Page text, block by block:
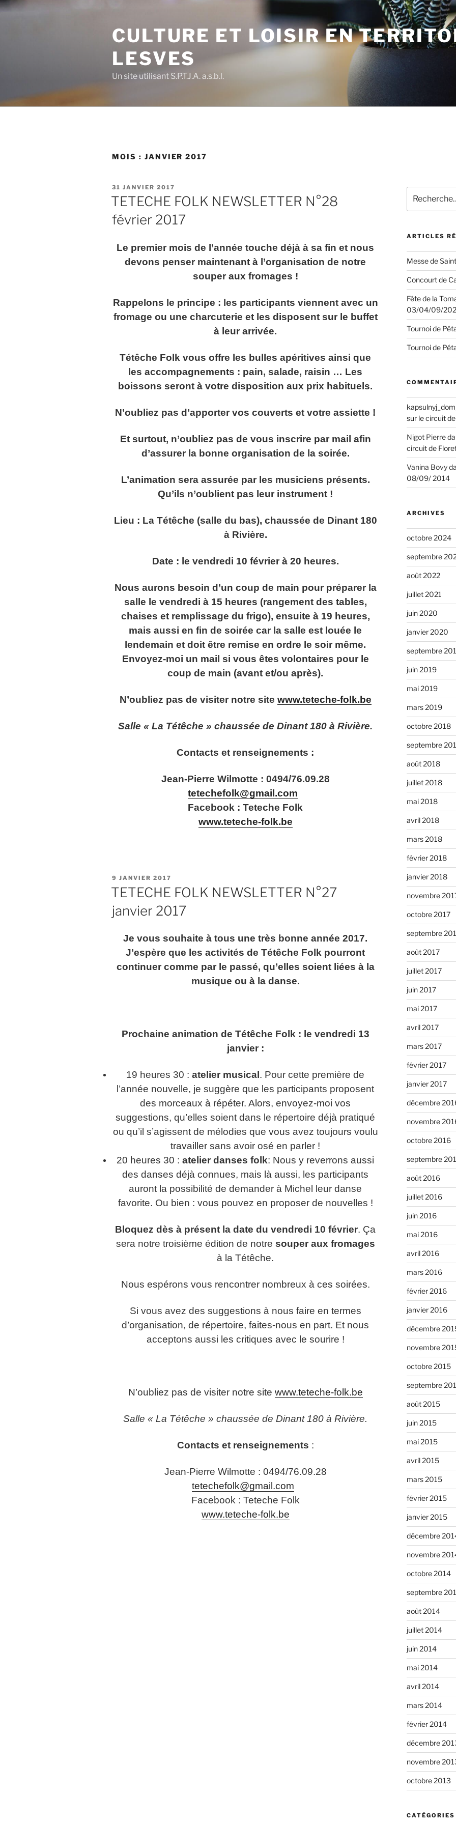
Aller
CULTURE ET LOISIR EN
LESVES
Un site utilisant S.P.T.J.A. a.s.b.l.
MOIS : JANVIER 2017
PUBLIÉ
LE
31 JANVIER 2017
TETECHE FOLK NEWSLETTER N°28
février 2017
Le premier mois de l’année touche déjà à sa fin et nous
devons penser maintenant à l’organisation de notre
souper aux fromages !
Rappelons le principe : les participants viennent avec un
fromage ou une charcuterie et les disposent sur le buffet
à leur arrivée.
Tétêche Folk vous offre les bulles apéritives ainsi que
les accompagnements : pain, salade, raisin … Les
boissons seront à votre disposition aux prix habituels.
N’oubliez pas d’apporter vos couverts et votre assiette !
Et surtout, n’oubliez pas de vous inscrire par mail afin
d’assurer la bonne organisation de la soirée.
L’animation sera assurée par les musiciens présents.
Qu’ils n’oublient pas leur instrument !
Lieu : La Tétêche (salle du bas), chaussée de Dinant 180
à Rivière.
Date : le vendredi 10 février à 20 heures.
Nous aurons besoin d’un coup de main pour préparer la
salle le vendredi à 15 heures (rangement des tables,
chaises et remplissage du frigo), ensuite à 19 heures,
mais aussi en fin de soirée car la salle est louée le
lendemain et doit être remise en ordre le soir même.
Envoyez-moi un mail si vous êtes volontaires pour le
coup de main (avant et/ou après).
N’oubliez pas de visiter notre site www.teteche-folk.be
Salle « La Tétêche » chaussée de Dinant 180 à Rivière.
Contacts et renseignements :
Jean-Pierre Wilmotte : 0494/76.09.28
tetechefolk@gmail.com
Facebook : Teteche Folk
www.teteche-folk.be
PUBLIÉ
9 JANVIER 2017
TETECHE FOLK NEWSLETTER N°27
janvier 2017
Je vous souhaite à tous une très bonne année 2017.
J’espère que les activités de Tétêche Folk pourront
continuer comme par le passé, qu’elles soient liées à la
musique ou à la danse.
Prochaine animation de Tétêche Folk : le vendredi 13
janvier :
19 heures 30 :atelier musical . Pour cette première de
l’année nouvelle, je suggère que les participants proposent
des morceaux à répéter. Alors, envoyez-moi vos
suggestions, qu’elles soient dans le répertoire déjà pratiqué
ou qu’il s’agissent de mélodies que vous avez toujours voulu
travailler sans avoir osé en parler !
20 heures 30 :atelier danses folk: Nous y reverrons aussi
des danses déjà connues, mais là aussi, les participants
auront la possibilité de demander à Michel leur danse
favorite. Ou bien : vous pouvez en proposer de nouvelles !
Bloquez dès à présent la date du vendredi 10 février. Ça
sera notre troisième édition de notre souper aux fromages
à la Tétêche.
Nous espérons vous rencontrer nombreux à ces soirées.
Si vous avez des suggestions à nous faire en termes
d’organisation, de répertoire, faites-nous en part. Et nous
acceptons aussi les critiques avec le sourire !
N’oubliez pas de visiter notre site www.teteche-folk.be
Salle « La Tétêche » chaussée de Dinant 180 à Rivière.
Contacts et renseignements :
Jean-Pierre Wilmotte : 0494/76.09.28
tetechefolk@gmail.com
Facebook : Teteche Folk
www.teteche-folk.be
pour
:
ARTICLES
Messe de
Concourt de
Fête de la
03/04/09/
Tournoi de
Tournoi de
sur le circuit
Nigot Pierre
circuit de
Vanina Bovy
08/09/ 2014
ARCHIVES
octobre 2024
septembre
août 2022
juillet 2021
juin 2020
janvier 2020
septembre
juin 2019
mai 2019
mars 2019
octobre 2018
septembre
août 2018
juillet 2018
mai 2018
avril 2018
mars 2018
février 2018
janvier 2018
novembre
octobre 2017
septembre
août 2017
juillet 2017
juin 2017
mai 2017
avril 2017
mars 2017
février 2017
janvier 2017
décembre
novembre
octobre 2016
septembre
août 2016
juillet 2016
juin 2016
mai 2016
avril 2016
mars 2016
février 2016
janvier 2016
décembre
novembre
octobre 2015
septembre
août 2015
juin 2015
mai 2015
avril 2015
mars 2015
février 2015
janvier 2015
décembre
novembre
octobre 2014
septembre
août 2014
juillet 2014
juin 2014
mai 2014
avril 2014
mars 2014
février 2014
décembre
novembre
octobre 2013
CATÉGORIES